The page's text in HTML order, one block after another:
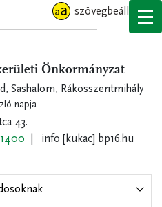
szövegbeállítások
Önkormányzat
Sashalom, Rákosszentmihály
napja
43.
info [kukac] bp16.hu